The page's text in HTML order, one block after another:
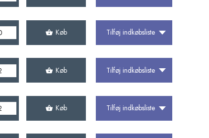
Køb Tilføj indkøbsliste
Køb Tilføj indkøbsliste
Køb Tilføj indkøbsliste